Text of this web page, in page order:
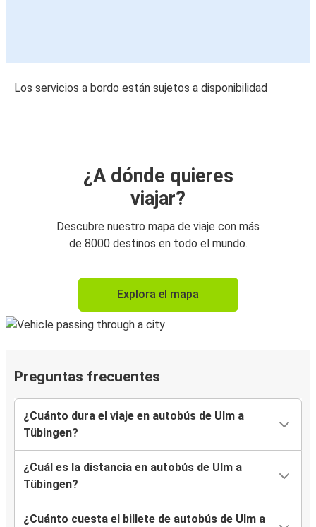
Los servicios a bordo están sujetos a disponibilidad
¿A dónde quieres
viajar?
Descubre nuestro mapa de viaje con más
de 8000 destinos en todo el mundo.
Explora el mapa
Preguntas frecuentes
¿Cuánto dura el viaje en autobús de Ulm a
Tübingen?
¿Cuál es la distancia en autobús de Ulm a
Tübingen?
¿Cuánto cuesta el billete de autobús de Ulm a